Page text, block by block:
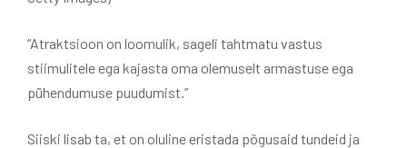
“Atraktsioon on loomulik, sageli tahtmatu vastus
stiimulitele ega kajasta oma olemuselt armastuse ega
pühendumuse puudumist.”
Siiski lisab ta, et on oluline eristada põgusaid tundeid ja